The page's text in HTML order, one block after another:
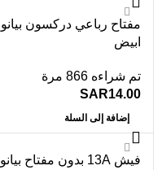
مفتاح رباعي دركسون بيانو
ابيض
تم شراءه 866 مرة
SAR14.00
إضافة إلى السلة
فيش 13A بدون مفتاح بيانو